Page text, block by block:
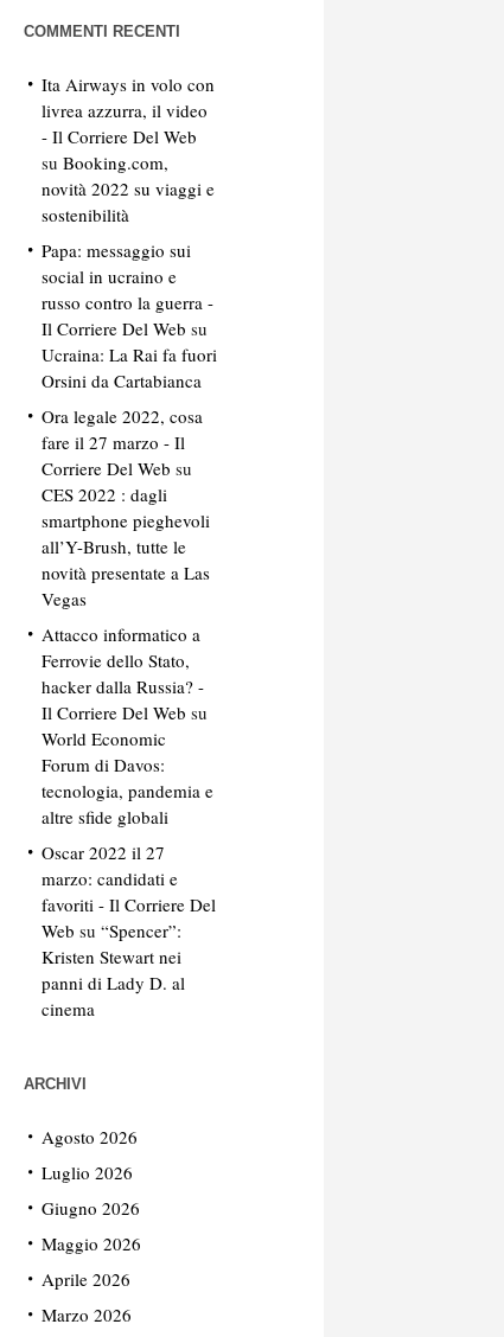
COMMENTI RECENTI
Ita Airways in volo con
livrea azzurra, il video
- Il Corriere Del Web
su Booking.com,
novità 2022 su viaggi e
sostenibilità
Papa: messaggio sui
social in ucraino e
russo contro la guerra -
Il Corriere Del Web su
Ucraina: La Rai fa fuori
Orsini da Cartabianca
Ora legale 2022, cosa
fare il 27 marzo - Il
Corriere Del Web su
CES 2022 : dagli
smartphone pieghevoli
all’Y-Brush, tutte le
novità presentate a Las
Vegas
Attacco informatico a
Ferrovie dello Stato,
hacker dalla Russia? -
Il Corriere Del Web su
World Economic
Forum di Davos:
tecnologia, pandemia e
altre sfide globali
Oscar 2022 il 27
marzo: candidati e
favoriti - Il Corriere Del
Web su “Spencer”:
Kristen Stewart nei
panni di Lady D. al
cinema
ARCHIVI
Agosto 2026
Luglio 2026
Giugno 2026
Maggio 2026
Aprile 2026
Marzo 2026